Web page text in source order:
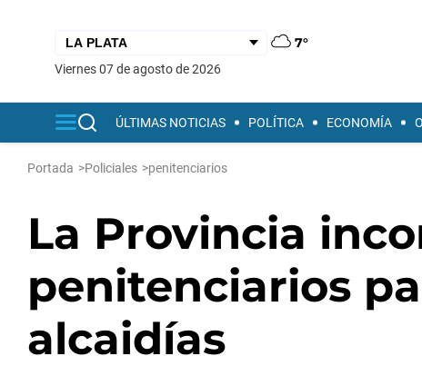
7°
viernes 07 de agosto de 2026
ÚLTIMAS NOTICIAS POLÍTICA ECONOMÍA
Portada >Policiales >penitenciarios
La Provincia
penitenciarios
alcaidías